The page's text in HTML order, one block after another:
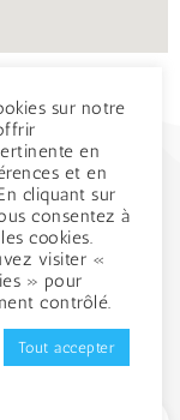
–
sur notre
en
et en
cliquant sur
consentez à
cookies.
visiter «
» pour
contrôlé.
Tout accepter